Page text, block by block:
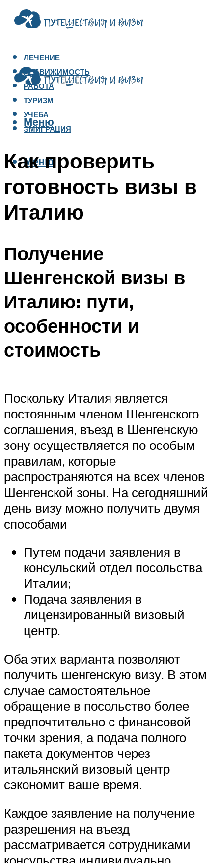
ЛЕЧЕНИЕ
НЕДВИЖИМОСТЬ
РАБОТА
ТУРИЗМ
УЧЕБА
ЭМИГРАЦИЯ
Меню
Меню
Как проверить
готовность визы в
Италию
Получение
Шенгенской визы в
Италию: пути,
особенности и
стоимость
Поскольку Италия является
постоянным членом Шенгенского
соглашения, въезд в Шенгенскую
зону осуществляется по особым
правилам, которые
распространяются на всех членов
Шенгенской зоны. На сегодняшний
день визу можно получить двумя
способами
Путем подачи заявления в
консульский отдел посольства
Италии;
Подача заявления в
лицензированный визовый
центр.
Оба этих варианта позволяют
получить шенгенскую визу. В этом
случае самостоятельное
обращение в посольство более
предпочтительно с финансовой
точки зрения, а подача полного
пакета документов через
итальянский визовый центр
сэкономит ваше время.
Каждое заявление на получение
разрешения на въезд
рассматривается сотрудниками